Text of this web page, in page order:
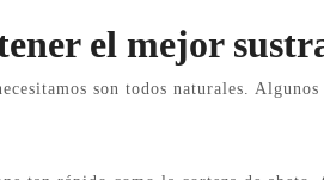
el mejor
son todos naturales.